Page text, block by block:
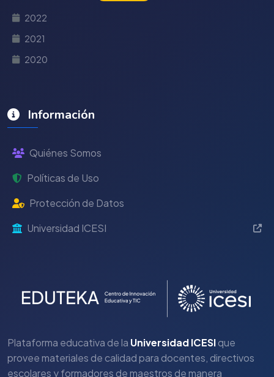
2022
2021
2020
Información
Quiénes Somos
Políticas de Uso
Protección de Datos
Universidad ICESI
Plataforma educativa de la Universidad ICESIque
provee materiales de calidad para docentes, directivos
escolares y formadores de maestros de manera